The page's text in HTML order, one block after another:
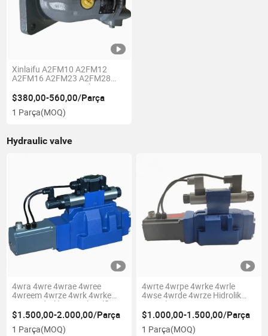
Xinlaifu A2FM10 A2FM12
A2FM16 A2FM23 A2FM28
A2FM32 A2FM45 Sabit
Hidrolik Yüksek Basınçlı Piston
Motor Pompa A2FM32/61W-
VSD526
$380,00-560,00/Parça
1 Parça(MOQ)
Hydraulic valve
4wra 4wre 4wrae 4wree
4wreem 4wrze 4wrk 4wrke
Serisi Hidrolik Orantılı Valfler
R900967037 4wrte 16 W6-
200s-4X/6eg24K31/A1m
$1.500,00-2.000,00/Parça
1 Parça(MOQ)
4wrte 4wrpe 4wrke 4wrle
4wse 4wrde 4wrze Hidrolik
Orantılı Vana 0811404311
4wrle 16 E180sj-
3X/G24K0/A1m-762
$1.000,00-1.500,00/Parça
1 Parça(MOQ)